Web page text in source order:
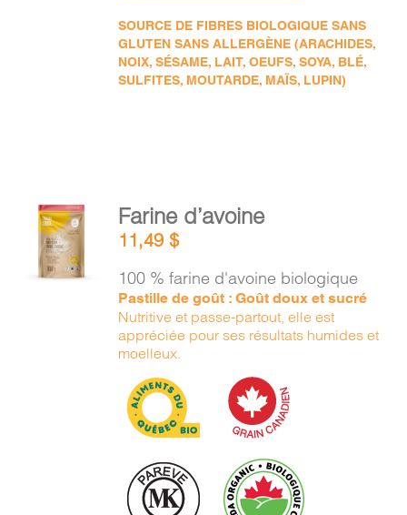
SOURCE DE FIBRES BIOLOGIQUE SANS
GLUTEN SANS ALLERGÈNE (ARACHIDES,
NOIX, SÉSAME, LAIT, OEUFS, SOYA, BLÉ,
SULFITES, MOUTARDE, MAÏS, LUPIN)
AJOUTER
AU
PANIER
DÉTAILS
Farine d’avoine
11,49$
100 % farine d'avoine biologique
Pastille de goût : Goût doux et sucré
Nutritive et passe-partout, elle est
appréciée pour ses résultats humides et
moelleux.